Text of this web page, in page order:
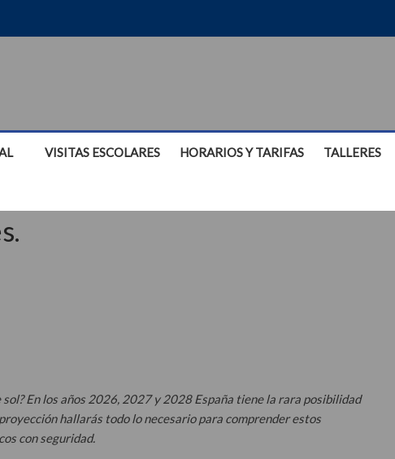
VISITAS ESCOLARES HORARIOS Y TARIFAS TALLERES
En los años 2026, 2027 y 2028 España tiene la rara posibilidad
hallarás todo lo necesario para comprender estos
con seguridad.